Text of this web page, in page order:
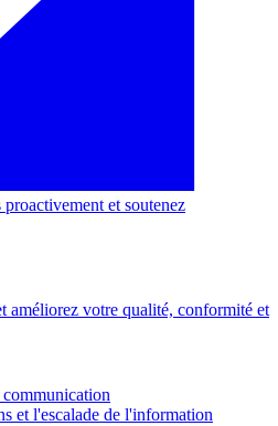
et soutenez
améliorez votre qualité, conformité et
communication
et l'escalade de l'information